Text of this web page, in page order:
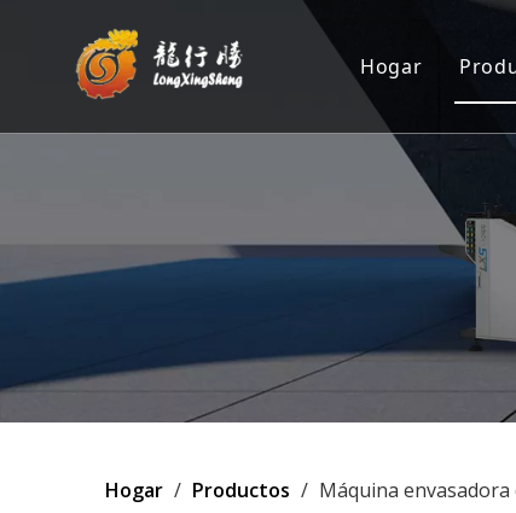
Hogar
Hogar / Productos / Máquina envasadora